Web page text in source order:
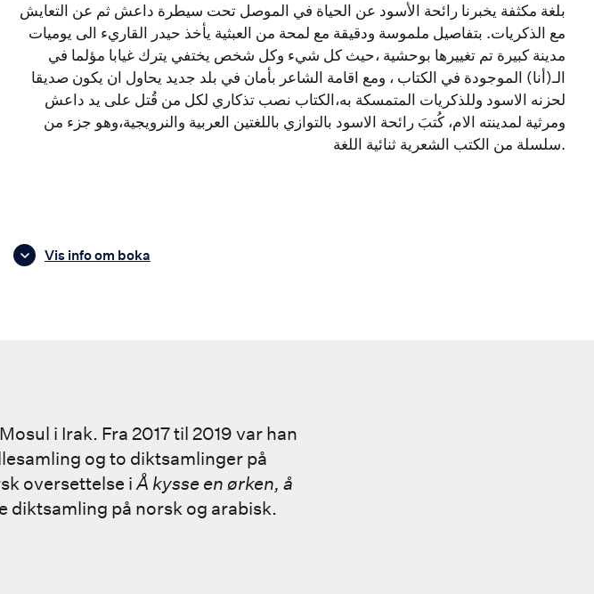
بلغة مكثفة يخبرنا رائحة الأسود عن الحياة في الموصل تحت سيطرة داعش ثم عن التعايش
مع الذكريات. بتفاصيل ملموسة ودقيقة مع لمحة من العبثية يأخذ حيدر القاريء الى يوميات
مدينة كبيرة تم تغييرها بوحشية ،حيث كل شيء وكل شخص يختفي يترك غيابا مؤلما في
الـ(أنا) الموجودة في الكتاب ، ومع اقامة الشاعر بأمان في بلد جديد يحاول ان يكون صديقا
لحزنه الاسود وللذكريات المتمسكة به،الكتاب نصب تذكاري لكل من قُتل على يد داعش
ومرثية لمدينته الام، كُتبَ رائحة الاسود بالتوازي باللغتين العربية والنرويجية،وهو جزء من
سلسلة من الكتب الشعرية ثنائية اللغة.
Vis info om boka
i Irak. Fra 2017 til 2019 var han
og to diktsamlinger på
oversettelse iÅ kysse en ørken, å
diktsamling på norsk og arabisk.